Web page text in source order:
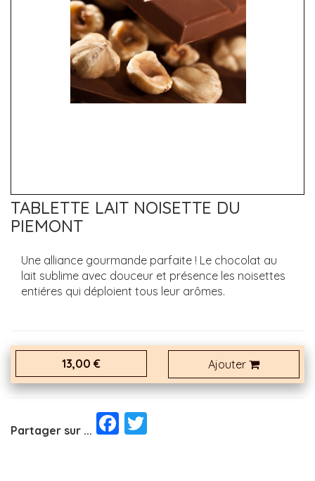
TABLETTE LAIT NOISETTE DU
PIEMONT
Une alliance gourmande parfaite ! Le chocolat au
lait sublime avec douceur et présence les noisettes
entiéres qui déploient tous leur arômes.
13,00 € Ajouter
Partager sur ...
Facebook